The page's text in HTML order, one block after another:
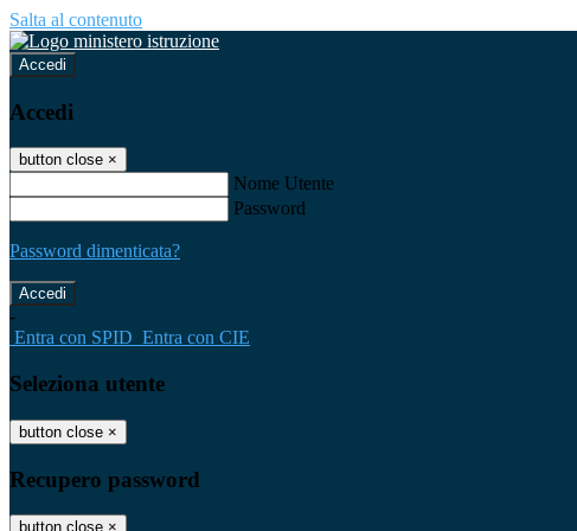
Salta al contenuto
Accedi
Accedi
button close ×
Nome Utente
Password
Password dimenticata?
-
Entra con SPID Entra con CIE
Seleziona utente
button close ×
Recupero password
button close ×